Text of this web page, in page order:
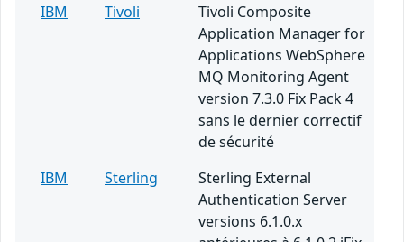
IBM
Tivoli
Tivoli Composite
Application Manager for
Applications WebSphere
MQ Monitoring Agent
version 7.3.0 Fix Pack 4
sans le dernier correctif
de sécurité
IBM
Sterling
Sterling External
Authentication Server
versions 6.1.0.x